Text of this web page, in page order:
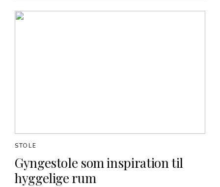
Gyngestole som inspiration til
hyggelige rum
STOLE